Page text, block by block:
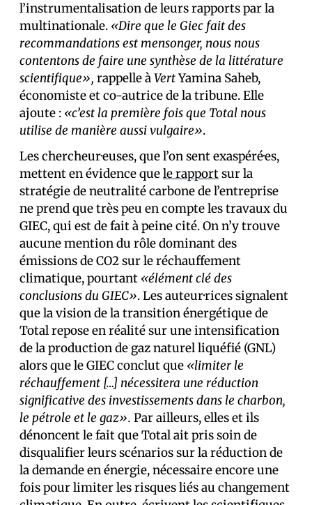
l’instrumentalisation de leurs rapports par la
multinationale. «Dire que le Giec fait des
recommandations est mensonger, nous nous
contentons de faire une synthèse de la littérature
scientifique», rappelle àVertYamina Saheb,
économiste et co-autrice de la tribune. Elle
ajoute : «c’est la première fois que Total nous
utilise de manière aussi vulgaire».
Les chercheur·euses, que l’on sent exaspéré·es,
mettent en évidence quele rapportsur la
stratégie de neutralité carbone de l’entreprise
ne prend que très peu en compte les travaux du
GIEC, qui est de fait à peine cité. On n’y trouve
aucune mention du rôle dominant des
émissions de CO2 sur le réchauffement
climatique, pourtant «élément clé des
conclusions du GIEC». Les auteur·rices signalent
que la vision de la transition énergétique de
Total repose en réalité sur une intensification
de la production de gaz naturel liquéfié (GNL)
alors que le GIEC conclut que «limiter le
réchauffement […] nécessitera une réduction
significative des investissements dans le charbon,
le pétrole et le gaz». Par ailleurs, elles et ils
dénoncent le fait que Total ait pris soin de
disqualifier leurs scénarios sur la réduction de
la demande en énergie, nécessaire encore une
fois pour limiter les risques liés au changement